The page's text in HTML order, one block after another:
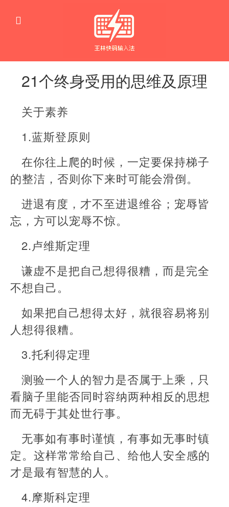
21个终身受用的思维及原理
关于素养
1.蓝斯登原则
在你往上爬的时候，一定要保持梯子
的整洁，否则你下来时可能会滑倒。
进退有度，才不至进退维谷；宠辱皆
忘，方可以宠辱不惊。
2.卢维斯定理
谦虚不是把自己想得很糟，而是完全
不想自己。
如果把自己想得太好，就很容易将别
人想得很糟。
3.托利得定理
测验一个人的智力是否属于上乘，只
看脑子里能否同时容纳两种相反的思想
而无碍于其处世行事。
无事如有事时谨慎，有事如无事时镇
定。这样常常给自己、给他人安全感的
才是最有智慧的人。
4.摩斯科定理